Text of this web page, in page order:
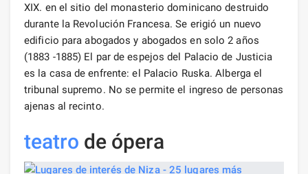
XIX. en el sitio del monasterio dominicano destruido
durante la Revolución Francesa. Se erigió un nuevo
edificio para abogados y abogados en solo 2 años
(1883 -1885) El par de espejos del Palacio de Justicia
es la casa de enfrente: el Palacio Ruska. Alberga el
tribunal supremo. No se permite el ingreso de personas
ajenas al recinto.
teatro de ópera